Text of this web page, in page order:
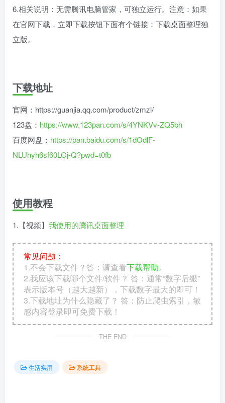
6.相关说明：无需腾讯电脑管家，可独立运行。注意：如果
在官网下载，立即下载按钮下面有个链接：下载桌面整理独
立版。
下载地址
官网：https://guanjia.qq.com/product/zmzl/
123盘： https://www.123pan.com/s/4YNKVv-ZQ5bh
百度网盘： https://pan.baidu.com/s/1dOdlF-
NLUhyh6sf60LOj-Q?pwd=t0fb
使用教程
1.【视频】 我使用的腾讯桌面整理
常见问题：
1.不会下载文件？答：请查看下载帮助。
2.我应该下载哪个文件/软件？ 答：通常“数字后缀”
表示版本号（越大越新），下载数字最大的即可！
3.下载地址为什么隐藏了？ 答：防止爬虫索引，敏
感内容登录即可免费下载！
THE END
生活实用 系统工具